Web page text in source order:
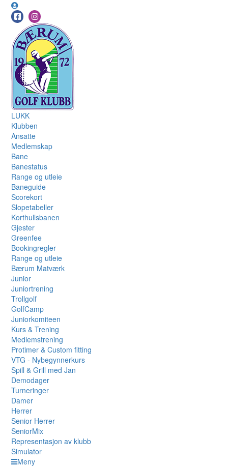
LUKK
Klubben
Ansatte
Medlemskap
Bane
Banestatus
Range og utleie
Baneguide
Scorekort
Slopetabeller
Korthullsbanen
Gjester
Greenfee
Bookingregler
Range og utleie
Bærum Matværk
Junior
Juniortrening
Trollgolf
GolfCamp
Juniorkomiteen
Kurs & Trening
Medlemstrening
Protimer & Custom fitting
VTG - Nybegynnerkurs
Spill & Grill med Jan
Demodager
Turneringer
Damer
Herrer
Senior Herrer
SeniorMix
Representasjon av klubb
Simulator
Meny